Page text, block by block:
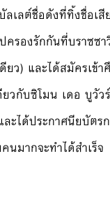
ลเลต์ชื่อดังที่ทิ้งชื่อเ
ครองรักกันที่บราซ
ยว) และได้สมัครเข้
วกับซิโมน เดอ บูวั
ะได้ประกาศนียบัตร
มากจะทำได้สำเร็จ